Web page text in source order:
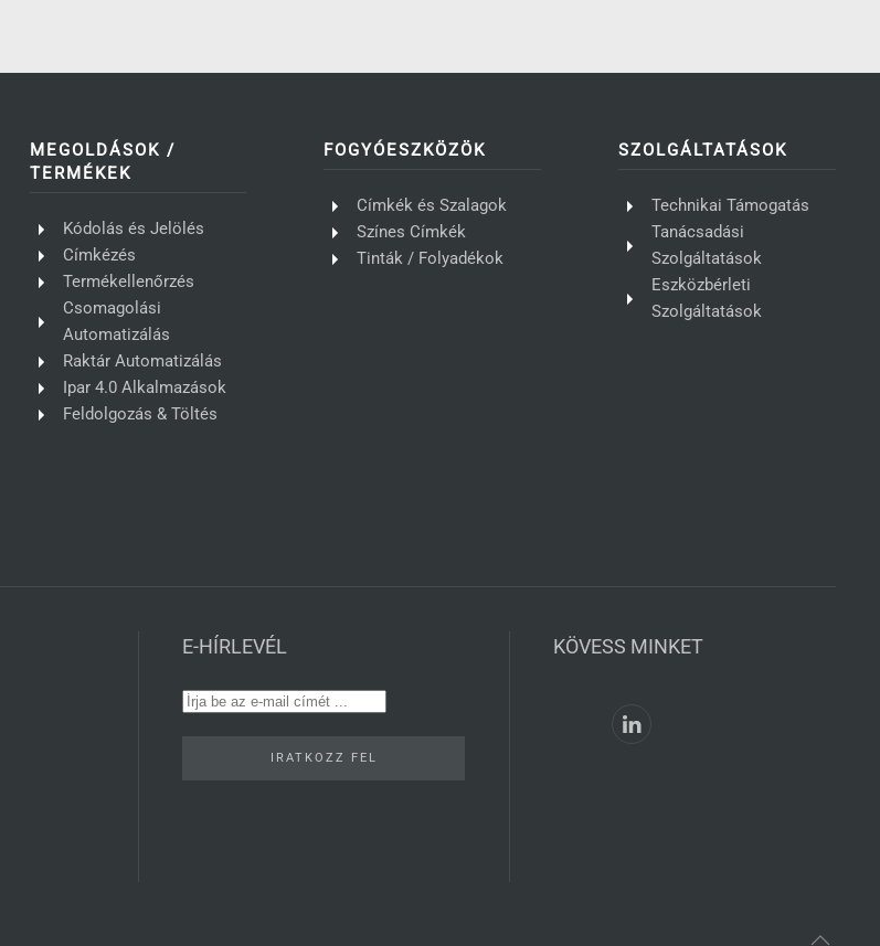
MEGOLDÁSOK /
TERMÉKEK
Kódolás és Jelölés
Címkézés
Termékellenőrzés
Csomagolási
Automatizálás
Raktár Automatizálás
Ipar 4.0 Alkalmazások
Feldolgozás & Töltés
FOGYÓESZKÖZÖK
Címkék és Szalagok
Színes Címkék
Tinták / Folyadékok
SZOLGÁLTATÁSOK
Technikai Támogatás
Tanácsadási
Szolgáltatások
Eszközbérleti
Szolgáltatások
E-HÍRLEVÉL
IRATKOZZ FEL
KÖVESS MINKET